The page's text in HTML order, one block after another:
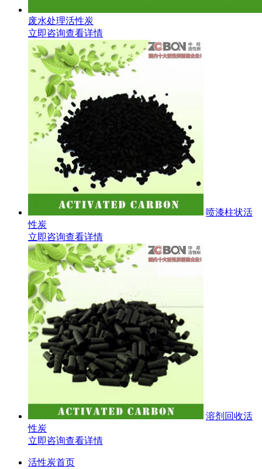
废水处理活性炭
立即咨询查看详情
喷漆柱状活
性炭
立即咨询查看详情
溶剂回收活
性炭
立即咨询查看详情
活性炭首页